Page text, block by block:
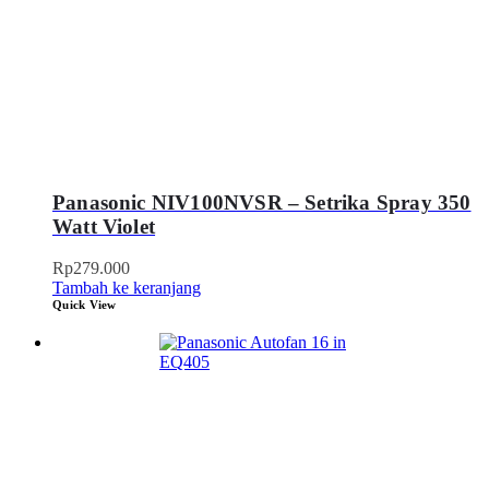
Panasonic NIV100NVSR – Setrika Spray 350
Watt Violet
Rp279.000
Tambah ke keranjang
Quick View